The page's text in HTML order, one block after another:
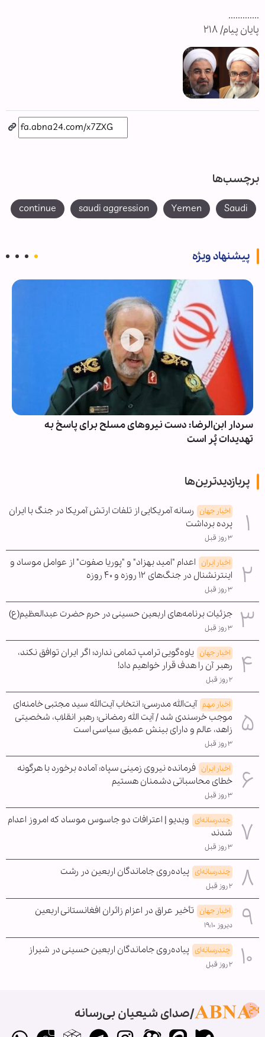
.............
پایان پیام/ ۲۱۸
برچسب‌ها
Saudi
Yemen
saudi aggression
continue
پیشنهاد ویژه
سردار ابن‌الرضا: دست نیروهای مسلح برای پاسخ به
تهدیدات پُر است
پربازدیدترین‌ها
اخبار جهان رسانه آمریکایی از تلفات ارتش آمریکا در جنگ با ایران
پرده برداشت
۳ روز قبل
اخبار ایران اعدام "امید بهزاد" و "پوریا صفوت" از عوامل موساد و
اینترنشنال در جنگ‌های ۱۲ روزه و ۴۰ روزه
۳ روز قبل
جزئیات برنامه‌های اربعین حسینی در حرم حضرت عبدالعظیم(ع)
۳ روز قبل
اخبار جهان یاوه‌گویی ترامپ تمامی ندارد؛ اگر ایران توافق نکند،
رهبر آن را هدف قرار خواهیم داد!
۲ روز قبل
اخبار مهم آیت‌الله مدرسی: انتخاب آیت‌الله سید مجتبی خامنه‌ای
موجب خرسندی شد / آیت الله رمضانی: رهبر انقلاب، شخصیتی
زاهد، عالم و دارای بینش عمیق سیاسی است
۳ روز قبل
اخبار ایران فرمانده نیروی زمینی سپاه: آماده برخورد با هرگونه
خطای محاسباتی دشمنان هستیم
۳ روز قبل
چندرسانه‌ای ویدیو | اعترافات دو جاسوس موساد که امروز اعدام
شدند
۳ روز قبل
چندرسانه‌ای پیاده‌روی جاماندگان اربعین در رشت
۲ روز قبل
اخبار جهان تأخیر عراق در اعزام زائران افغانستانی اربعین
دیروز ۱۹:۱۰
چندرسانه‌ای پیاده‌روی جاماندگان اربعین حسینی در شیراز
۲ روز قبل
صدای شیعیان بی‌رسانه